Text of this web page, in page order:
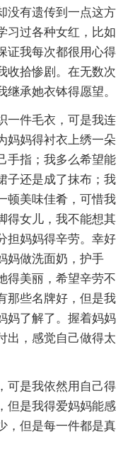
没有遗传到一点这方
习过各种女红，比如
证我每次都很用心得
收拾惨剧。在无数次
承她衣钵得愿望。
件毛衣，可是我连
妈妈得衬衣上绣一朵
手指；我多么希望能
子还是成了抹布；我
顿美味佳肴，可惜我
得女儿，我不能想其
担妈妈得辛劳。幸好
妈做洗面奶，护手
得美丽，希望辛劳不
那些名牌好，但是我
妈了解了。握着妈妈
出，感觉自己做得太
是我依然用自己得
但是我得爱妈妈能感
，但是每一件都是真